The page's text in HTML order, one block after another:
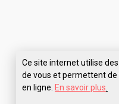
Ce site internet utilise
de vous et permettent
en ligne. En savoir plus